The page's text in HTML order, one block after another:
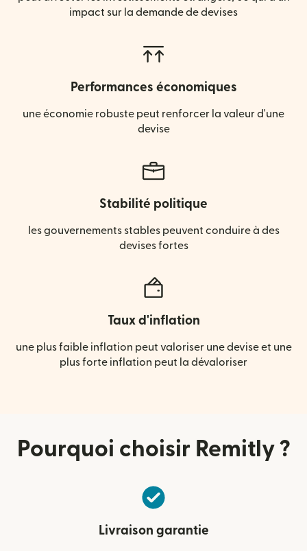
impact sur la demande de devises
Performances économiques
une économie robuste peut renforcer la valeur d'une
devise
Stabilité politique
les gouvernements stables peuvent conduire à des
devises fortes
Taux d'inflation
une plus faible inflation peut valoriser une devise et une
plus forte inflation peut la dévaloriser
Pourquoi choisir Remitly ?
Livraison garantie